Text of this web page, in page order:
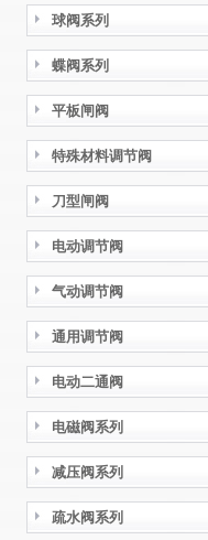
球阀系列
蝶阀系列
平板闸阀
特殊材料调节阀
刀型闸阀
电动调节阀
气动调节阀
通用调节阀
电动二通阀
电磁阀系列
减压阀系列
疏水阀系列